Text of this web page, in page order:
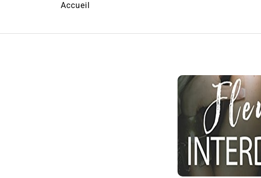
Accueil